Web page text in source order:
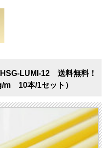
LUMI-12 送料無料！
m 10本/1セット）